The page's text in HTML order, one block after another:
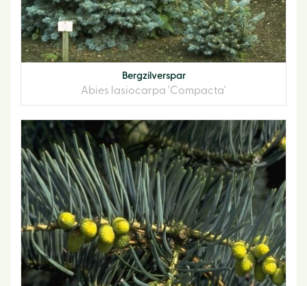
Bergzilverspar
Abies lasiocarpa 'Compacta'